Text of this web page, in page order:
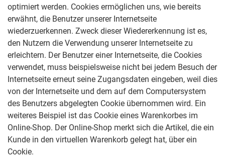
optimiert werden. Cookies ermöglichen uns, wie bereits
erwähnt, die Benutzer unserer Internetseite
wiederzuerkennen. Zweck dieser Wiedererkennung ist es,
den Nutzern die Verwendung unserer Internetseite zu
erleichtern. Der Benutzer einer Internetseite, die Cookies
verwendet, muss beispielsweise nicht bei jedem Besuch der
Internetseite erneut seine Zugangsdaten eingeben, weil dies
von der Internetseite und dem auf dem Computersystem
des Benutzers abgelegten Cookie übernommen wird. Ein
weiteres Beispiel ist das Cookie eines Warenkorbes im
Online-Shop. Der Online-Shop merkt sich die Artikel, die ein
Kunde in den virtuellen Warenkorb gelegt hat, über ein
Cookie.